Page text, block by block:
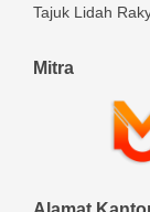
Tajuk Lidah
Mitra